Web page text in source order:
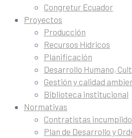
Congretur Ecuador
Proyectos
Producción
Recursos Hídricos
Planificación
Desarrollo Humano,
Gestión y calidad
Biblioteca institucional
Normativas
Contratistas
Plan de Desarrollo y